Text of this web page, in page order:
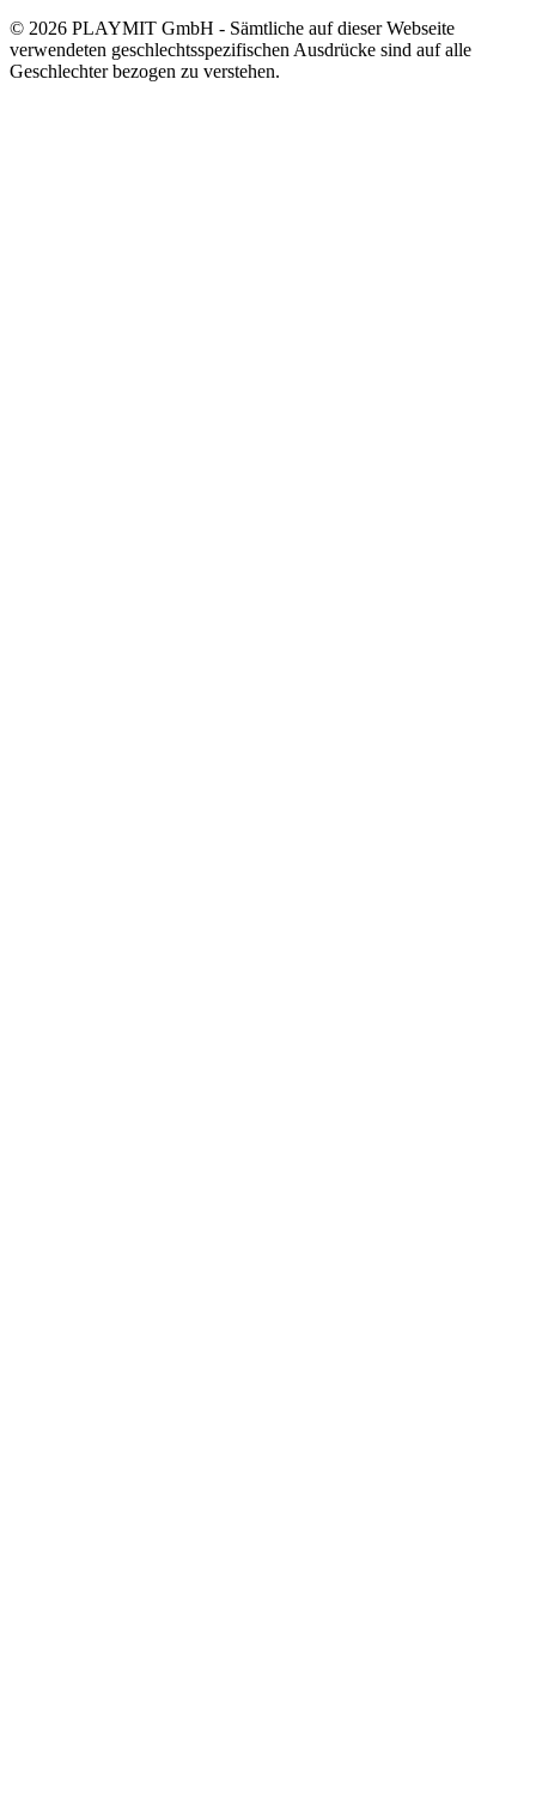
© 2026 PLAYMIT GmbH - Sämtliche auf dieser Webseite
verwendeten geschlechtsspezifischen Ausdrücke sind auf alle
Geschlechter bezogen zu verstehen.